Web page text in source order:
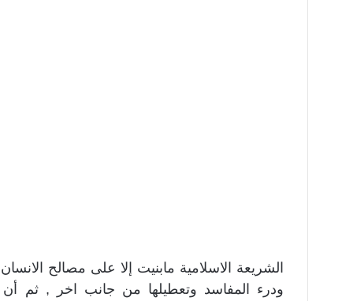
الشريعة الاسلامية مابنيت إلا على مصالح
ودرء المفاسد وتعطيلها من جانب اخر , ثم أن